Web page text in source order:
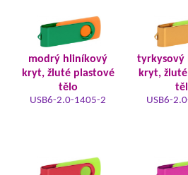
modrý hliníkový
kryt, žluté plastové
tělo
USB6-2.0-1405-2
tyrkysový
kryt,
USB6-